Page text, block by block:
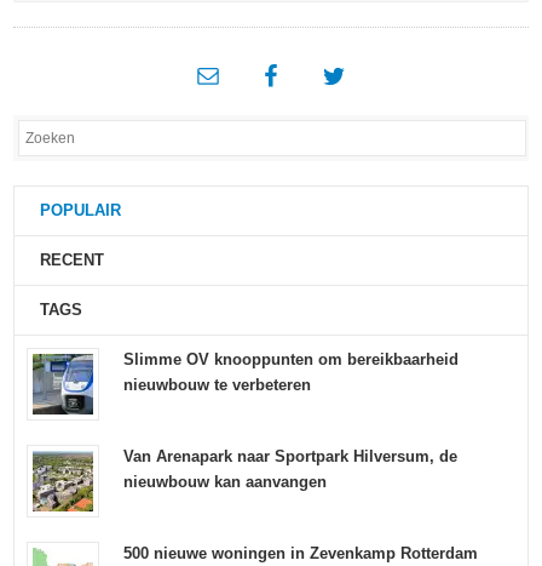
POPULAIR
RECENT
TAGS
Slimme OV knooppunten om bereikbaarheid
nieuwbouw te verbeteren
Van Arenapark naar Sportpark Hilversum, de
nieuwbouw kan aanvangen
500 nieuwe woningen in Zevenkamp Rotterdam